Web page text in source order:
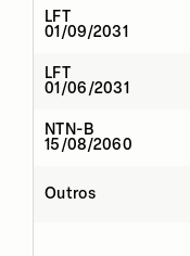
LFT
01/09/2031
LFT
01/06/2031
NTN-B
15/08/2060
Outros